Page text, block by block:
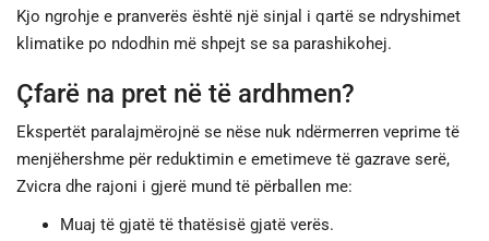
Kjo ngrohje e pranverës është një sinjal i qartë se ndryshimet
klimatike po ndodhin më shpejt se sa parashikohej.
Çfarë na pret në të ardhmen?
Ekspertët paralajmërojnë se nëse nuk ndërmerren veprime të
menjëhershme për reduktimin e emetimeve të gazrave serë,
Zvicra dhe rajoni i gjerë mund të përballen me:
Muaj të gjatë të thatësisë gjatë verës.